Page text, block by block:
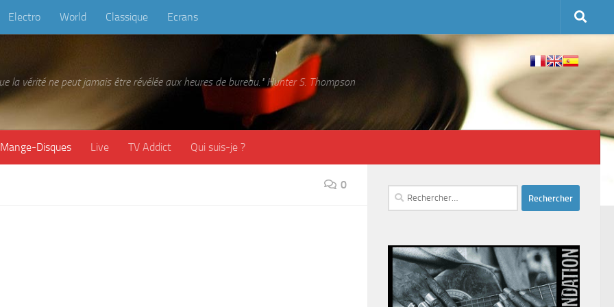
Electro World Classique Ecrans
la vérité ne peut jamais être révélée aux heures de bureau." Hunter S. Thompson
Mange-Disques Live TV Addict Qui suis-je ?
0
Rechercher :